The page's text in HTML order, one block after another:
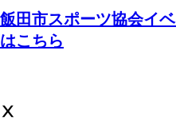
飯田市スポーツ協会イ
はこちら
Ⅹ